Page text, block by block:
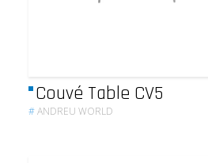
Couvé Table CV5
#ANDREU WORLD